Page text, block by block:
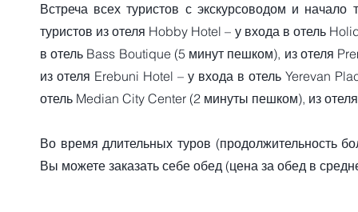
Встреча всех туристов с экскурсоводом и
туристов из отеля Hobby Hotel – у входа в отель
в отель Bass Boutique (5 минут пешком), из отеля
из отеля Erebuni Hotel – у входа в отель Yerevan
отель Median City Center (2 минуты пешком), из
Во время длительных туров (продолжительность
Вы можете заказать себе обед (цена за обед в